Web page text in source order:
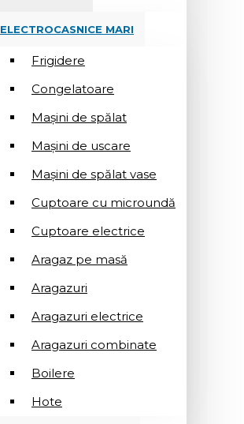
ELECTROCASNICE MARI
Frigidere
Congelatoare
Mașini de spălat
Mașini de uscare
Mașini de spălat vase
Cuptoare cu microundă
Cuptoare electrice
Aragaz pe masă
Aragazuri
Aragazuri electrice
Aragazuri combinate
Boilere
Hote